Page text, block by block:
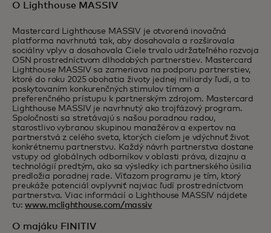
O Lighthouse MASSIV
Mastercard Lighthouse MASSIV je otvorená inovačná
platforma navrhnutá tak, aby dosahovala a rozširovala
sociálny vplyv a dosahovala Ciele trvalo udržateľného rozvoja
OSN prostredníctvom dlhodobých partnerstiev. Mastercard
Lighthouse MASSIV sa zameriava na podporu partnerstiev,
ktoré do roku 2025 obohatia životy jednej miliardy ľudí, a to
poskytovaním konkurenčných stimulov tímom a
preferenčného prístupu k partnerským zdrojom. Mastercard
Lighthouse MASSIV je navrhnutý ako trojfázový program.
Spoločnosti sa stretávajú s našou poradnou radou,
starostlivo vybranou skupinou manažérov a expertov na
partnerstvá z celého sveta, ktorých cieľom je vdýchnuť život
konkrétnemu partnerstvu. Každý návrh partnerstva dostane
vstupy od globálnych odborníkov v oblasti práva, dizajnu a
technológií predtým, ako sa výsledky ich partnerského úsilia
predložia poradnej rade. Víťazom programu je tím, ktorý
preukáže potenciál ovplyvniť najviac ľudí prostredníctvom
partnerstva. Viac informácií o Lighthouse MASSIV nájdete
tu:www.mclighthouse.com/massiv
O majáku FINITIV